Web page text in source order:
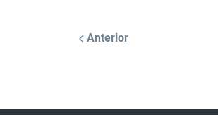
Anterior